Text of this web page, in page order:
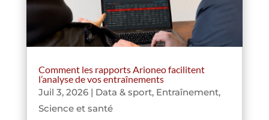
Comment les rapports Arioneo facilitent
l’analyse de vos entraînements
Juil 3, 2026| Data & sport, Entraînement,
Science et santé